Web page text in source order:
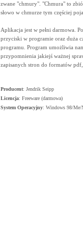
zwane "chmury". "Chmura" to
słowo w chmurze tym częściej
Aplikacja jest w pełni darmowa.
przyciski w programie oraz duża
programu. Program umożliwia
przypomnienia jakiejś ważnej
zapisanych stron do formatów
Producent: Jendrik Seipp
Licencja: Freeware (darmowa)
System Operacyjny: Windows 98/Me/